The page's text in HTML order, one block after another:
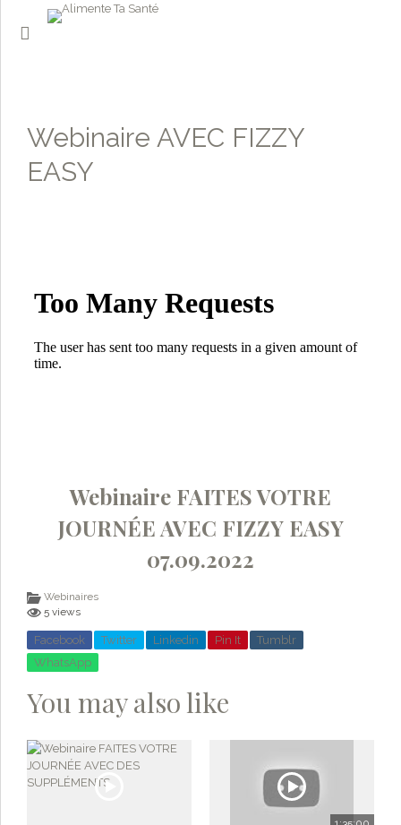
Webinaire AVEC FIZZY
EASY
Webinaire FAITES VOTRE
JOURNÉE AVEC FIZZY EASY
07.09.2022
Webinaires
5 views
Facebook Twitter Linkedin Pin It
Tumblr
WhatsApp
You may also like